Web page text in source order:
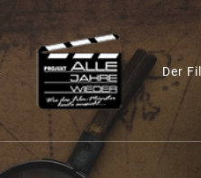
Das "Alle
Ein filmischer Stadtrundgang
Der